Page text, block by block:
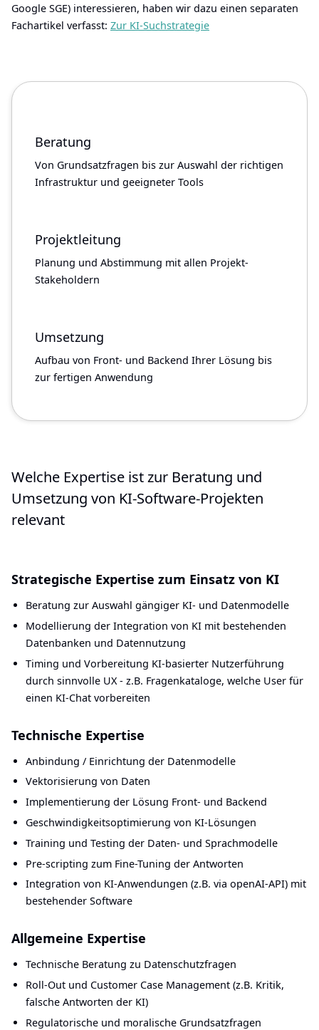
Google SGE) interessieren, haben wir dazu einen separaten
Fachartikel verfasst: Zur KI-Suchstrategie
Beratung
Von Grundsatzfragen bis zur Auswahl der richtigen
Infrastruktur und geeigneter Tools
Projektleitung
Planung und Abstimmung mit allen Projekt-
Stakeholdern
Umsetzung
Aufbau von Front- und Backend Ihrer Lösung bis
zur fertigen Anwendung
Welche Expertise ist zur Beratung und
Umsetzung von KI-Software-Projekten
relevant
Strategische Expertise zum Einsatz von KI
Beratung zur Auswahl gängiger KI- und Datenmodelle
Modellierung der Integration von KI mit bestehenden
Datenbanken und Datennutzung
Timing und Vorbereitung KI-basierter Nutzerführung
durch sinnvolle UX - z.B. Fragenkataloge, welche User für
einen KI-Chat vorbereiten
Technische Expertise
Anbindung / Einrichtung der Datenmodelle
Vektorisierung von Daten
Implementierung der Lösung Front- und Backend
Geschwindigkeitsoptimierung von KI-Lösungen
Training und Testing der Daten- und Sprachmodelle
Pre-scripting zum Fine-Tuning der Antworten
Integration von KI-Anwendungen (z.B. via openAI-API) mit
bestehender Software
Allgemeine Expertise
Technische Beratung zu Datenschutzfragen
Roll-Out und Customer Case Management (z.B. Kritik,
falsche Antworten der KI)
Regulatorische und moralische Grundsatzfragen